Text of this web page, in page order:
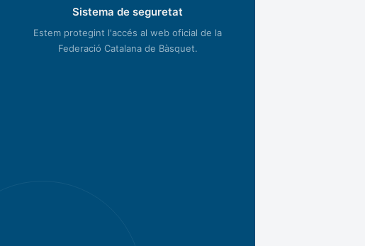
Sistema de seguretat
Estem protegint l'accés al web oficial de la
Federació Catalana de Bàsquet.